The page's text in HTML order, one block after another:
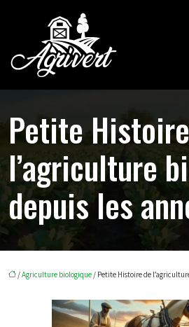
Petite
l’agriculture
depuis les
/Agriculture biologique / Petite Histoire de